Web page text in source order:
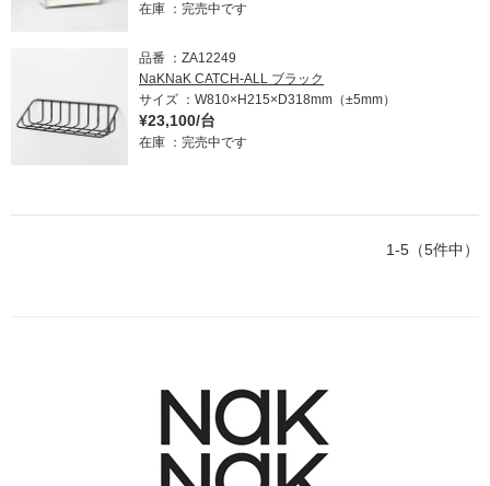
在庫 完売中です
品番
ZA12249
NaKNaK CATCH-ALL ブラック
サイズ
W810×H215×D318mm（±5mm）
¥23,100/台
在庫 完売中です
1-5（5件中）